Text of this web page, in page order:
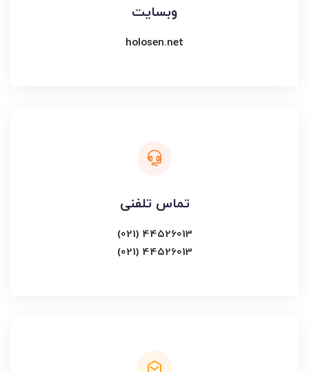
وبسایت
holosen.net
تماس تلفنی
44526013 (021)
44526013 (021)